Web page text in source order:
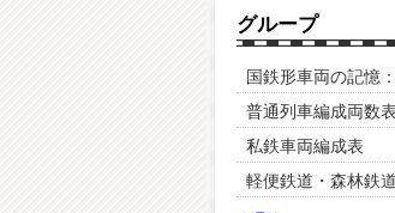
グループ
国鉄形車両の記憶
普通列車編成両数表
私鉄車両編成表
軽便鉄道・森林鉄道